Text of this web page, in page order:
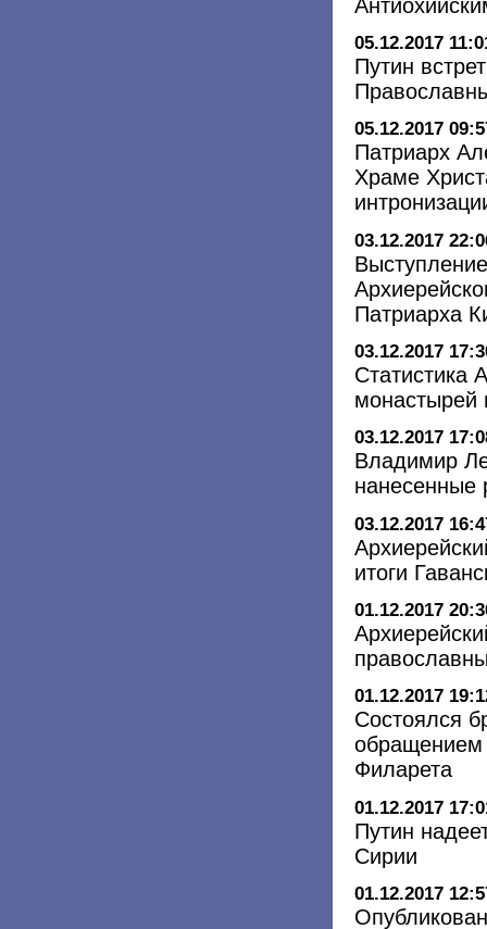
05.12.2017
Путин
05.12.2017
Патриарх
Храме
03.12.2017
Патриарха
03.12.2017
Статистика
монастырей
03.12.2017
Владимир
нанесенные
03.12.2017
итоги
01.12.2017
01.12.2017
Состоялся
обращением
Филарета
01.12.2017
Путин
Сирии
01.12.2017